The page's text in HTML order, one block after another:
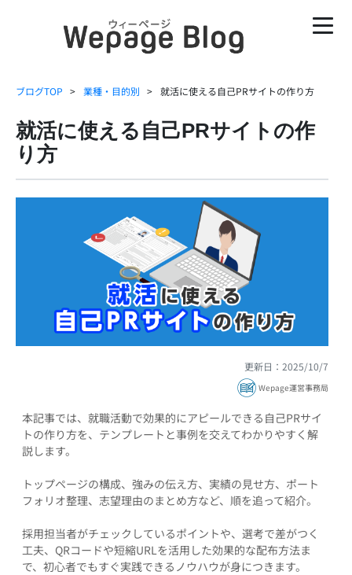
ブログTOP 業種・目的別 就活に使える自己PRサイトの作り方
就活に使える自己PRサイトの作
り方
更新日：2025/10/7
Wepage運営事務局
本記事では、就職活動で効果的にアピールできる自己PRサイ
トの作り方を、テンプレートと事例を交えてわかりやすく解
説します。
トップページの構成、強みの伝え方、実績の見せ方、ポート
フォリオ整理、志望理由のまとめ方など、順を追って紹介。
採用担当者がチェックしているポイントや、選考で差がつく
工夫、QRコードや短縮URLを活用した効果的な配布方法ま
で、初心者でもすぐ実践できるノウハウが身につきます。